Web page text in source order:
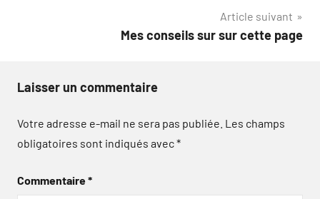
Article suivant
Mes conseils sur sur cette page
Laisser un commentaire
Votre adresse e-mail ne sera pas publiée. Les champs
obligatoires sont indiqués avec*
Commentaire*